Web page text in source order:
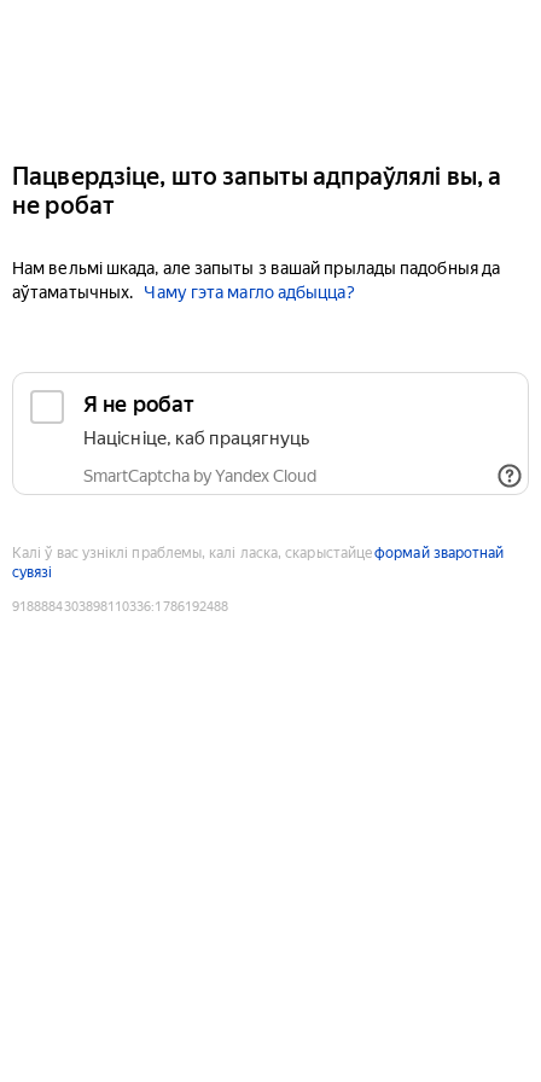
Пацвердзіце, што запыты адпраўлялі вы, а
не робат
Нам вельмі шкада, але запыты з вашай прылады падобныя да
аўтаматычных.
Чаму гэта магло адбыцца?
Я не робат
Націсніце, каб працягнуць
SmartCaptcha by Yandex Cloud
Калі ў вас узніклі праблемы, калі ласка, скарыстайцеформай зваротнай
сувязі
9188884303898110336:1786192488